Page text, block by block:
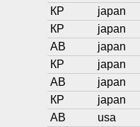
КР
japan
КР
japan
АВ
japan
КР
japan
АВ
japan
КР
japan
АВ
usa